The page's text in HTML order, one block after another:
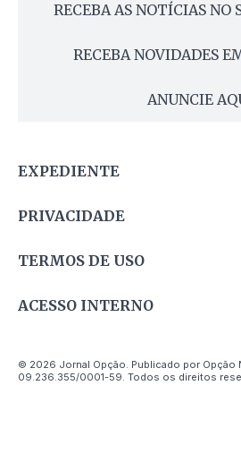
RECEBA AS NOTÍCIAS NO
RECEBA NOVIDADES
ANUNCIE
EXPEDIENTE
PRIVACIDADE
TERMOS DE USO
ACESSO INTERNO
© 2026 Jornal Opção. Publicado por Opção
09.236.355/0001-59. Todos os direitos